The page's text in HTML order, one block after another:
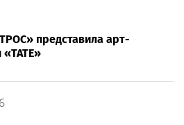
представила арт-